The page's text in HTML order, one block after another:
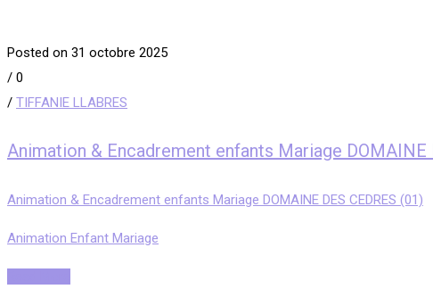
Posted on 31 octobre 2025
/ 0
/ TIFFANIE LLABRES
Animation & Encadrement enfants Mariage DOMAINE
Animation & Encadrement enfants Mariage DOMAINE DES CEDRES (01)
Animation Enfant Mariage